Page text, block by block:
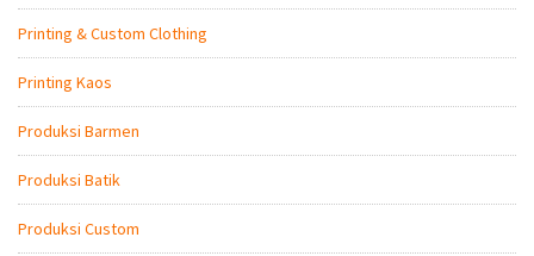
Printing & Custom Clothing
Printing Kaos
Produksi Barmen
Produksi Batik
Produksi Custom